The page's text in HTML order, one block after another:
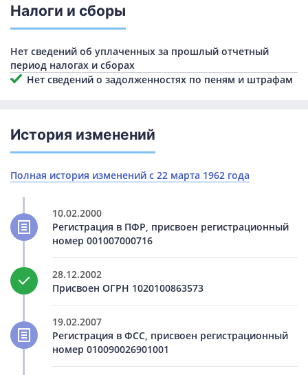
Налоги и сборы
Нет сведений об уплаченных за прошлый отчетный
период налогах и сборах
Нет сведений о задолженностях по пеням и штрафам
История изменений
Полная история изменений с 22 марта 1962 года
10.02.2000
Регистрация в ПФР, присвоен регистрационный
номер 001007000716
28.12.2002
Присвоен ОГРН 1020100863573
19.02.2007
Регистрация в ФСС, присвоен регистрационный
номер 010090026901001